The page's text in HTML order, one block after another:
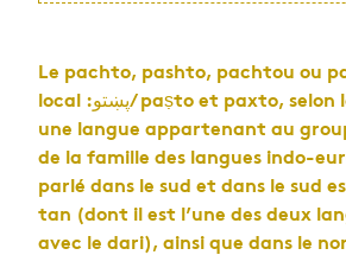
Le pachto, pashto, pach­tou ou
local :پښتو/ paṣto et paxto, selon les dia­lectes) est
une langue appar­te­nant au
de la famille des langues indo-
parlé dans le sud et dans le sud
tan (dont il est l’une des deux
avec le dari), ainsi que dans le